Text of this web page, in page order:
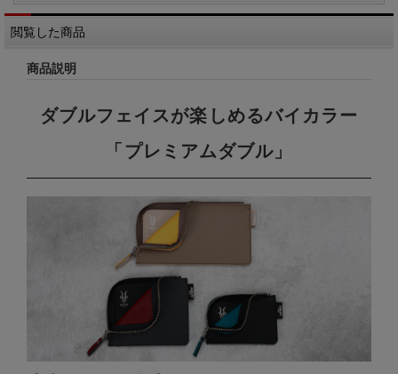
閲覧した商品
商品説明
ダブルフェイスが楽しめるバイカラー
「プレミアムダブル」